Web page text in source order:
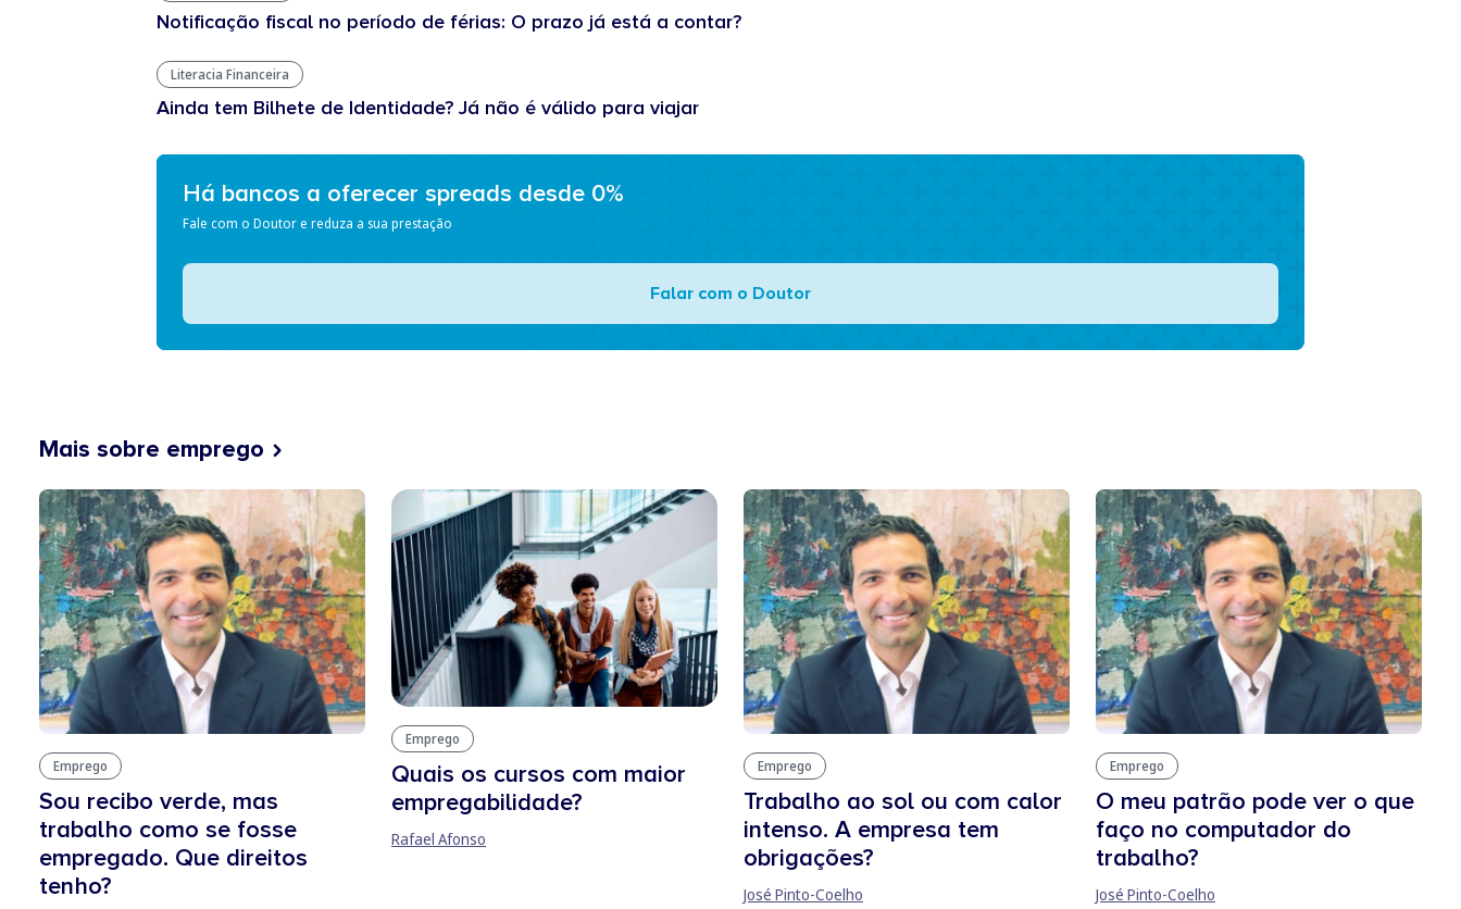
Notificação fiscal no período de férias: O prazo já está a contar?
Literacia Financeira
Ainda tem Bilhete de Identidade? Já não é válido para viajar
Há bancos a oferecer spreads desde 0%
Fale com o Doutor e reduza a sua prestação
Falar com o Doutor
Mais sobre emprego
Emprego
Sou recibo verde, mas
trabalho como se fosse
empregado. Que direitos
tenho?
Emprego
Quais os cursos com maior
empregabilidade?
Rafael Afonso
Emprego
Trabalho ao sol ou com calor
intenso. A empresa tem
obrigações?
José Pinto-Coelho
Emprego
O meu patrão pode ver o que
faço no computador do
trabalho?
José Pinto-Coelho